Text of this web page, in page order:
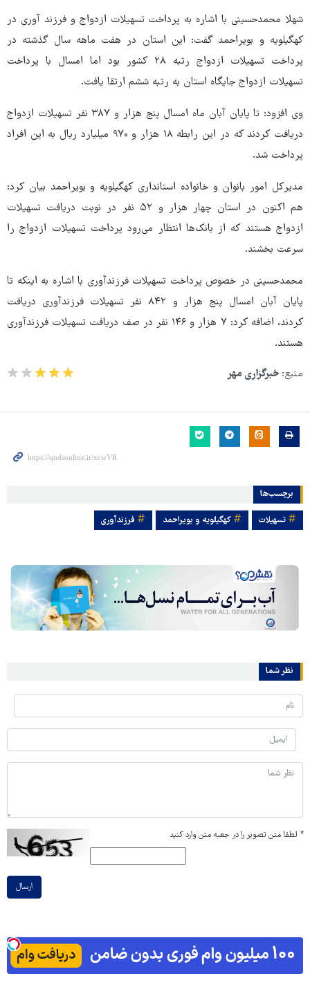
شهلا محمدحسینی با اشاره به پرداخت تسهیلات ازدواج و فرزند آوری در
کهگیلویه و بویراحمد گفت: این استان در هفت ماهه سال گذشته در
پرداخت تسهیلات ازدواج رتبه ۲۸ کشور بود اما امسال با پرداخت
تسهیلات ازدواج جایگاه استان به رتبه ششم ارتقا یافت.
وی افزود: تا پایان آبان ماه امسال پنج هزار و ۳۸۷ نفر تسهیلات ازدواج
دریافت کردند که در این رابطه ۱۸ هزار و ۹۷۰ میلیارد ریال به این افراد
پرداخت شد.
مدیرکل امور بانوان و خانواده استانداری کهگیلویه و بویراحمد بیان کرد:
هم اکنون در استان چهار هزار و ۵۲ نفر در نوبت دریافت تسهیلات
ازدواج هستند که از بانک‌ها انتظار می‌رود پرداخت تسهیلات ازدواج را
سرعت بخشند.
محمدحسینی در خصوص پرداخت تسهیلات فرزندآوری با اشاره به اینکه تا
پایان آبان امسال پنج هزار و ۸۴۲ نفر تسهیلات فرزندآوری دریافت
کردند، اضافه کرد: ۷ هزار و ۱۴۶ نفر در صف دریافت تسهیلات فرزندآوری
هستند.
منبع: خبرگزاری مهر
برچسب‌ها
تسهیلات کهگیلویه و بویراحمد فرزندآوری
نظر شما
* لطفا متن تصویر را در جعبه متن وارد کنید
ارسال